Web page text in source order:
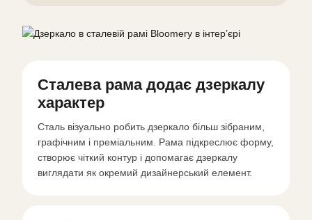
Сталева рама додає дзеркалу
характер
Сталь візуально робить дзеркало більш зібраним,
графічним і преміальним. Рама підкреслює форму,
створює чіткий контур і допомагає дзеркалу
виглядати як окремий дизайнерський елемент.